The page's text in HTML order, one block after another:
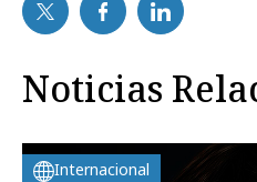
Noticias
Internacional